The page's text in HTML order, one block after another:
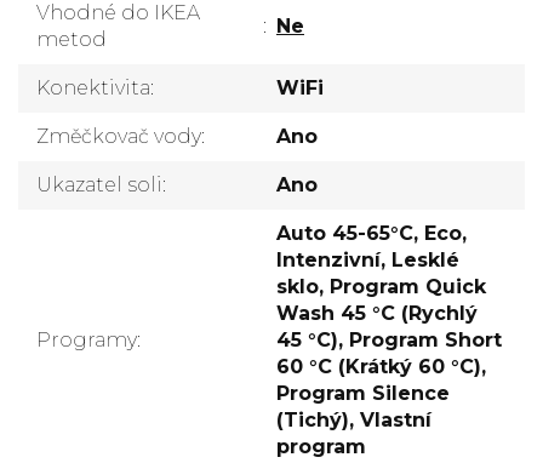
Vhodné do IKEA
metod
: Ne
Konektivita: WiFi
Změčkovač vody: Ano
Ukazatel soli: Ano
Programy:
Auto 45-65°C, Eco,
Intenzivní, Lesklé
sklo, Program Quick
Wash 45 °C (Rychlý
45 °C), Program Short
60 °C (Krátký 60 °C),
Program Silence
(Tichý), Vlastní
program